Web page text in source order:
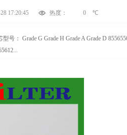
17:20:45 热度： 0 ℃
： Grade G Grade H Grade A Grade D